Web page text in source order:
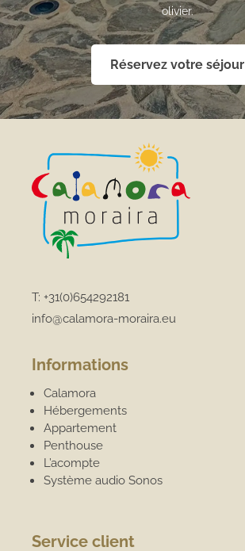
olivier.
Réservez votre séjour
T:+31(0)654292181
info@calamora-moraira.eu
Informations
Calamora
Hébergements
Appartement
Penthouse
L’acompte
Système audio Sonos
Service client